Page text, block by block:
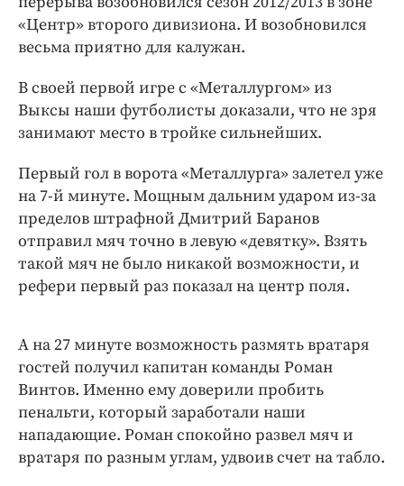
Интересное чтиво
Клиника года
Работодатель года
«Центр» второго дивизиона. И возобновился
весьма приятно для калужан.
В своей первой игре с «Металлургом» из
Выксы наши футболисты доказали, что не зря
занимают место в тройке сильнейших.
Первый гол в ворота «Металлурга» залетел уже
на 7-й минуте. Мощным дальним ударом из-за
пределов штрафной Дмитрий Баранов
отправил мяч точно в левую «девятку». Взять
такой мяч не было никакой возможности, и
рефери первый раз показал на центр поля.
А на 27 минуте возможность размять вратаря
гостей получил капитан команды Роман
Винтов. Именно ему доверили пробить
пенальти, который заработали наши
нападающие. Роман спокойно развел мяч и
вратаря по разным углам, удвоив счет на табло.